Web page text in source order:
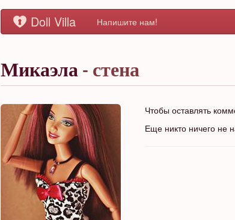
Doll Villa Напишите нам!
Микаэла - стена
Чтобы оставлять
Еще никто ничего не